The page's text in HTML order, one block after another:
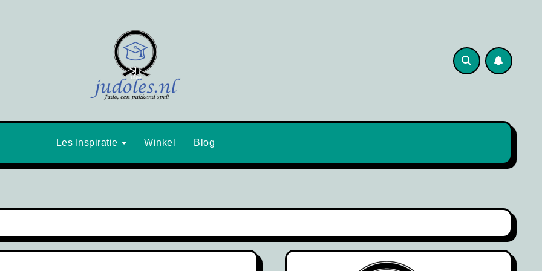
Les Inspiratie Winkel Blog